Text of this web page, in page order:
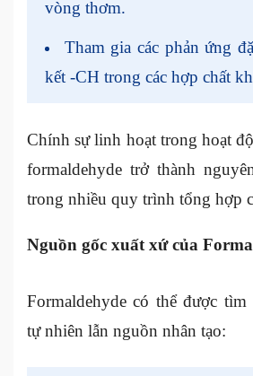
vòng thơm.
Tham gia các phản ứng
kết -CH trong các hợp chất
Chính sự linh hoạt trong hoạt
formaldehyde trở thành
trong nhiều quy trình tổng hợp
Nguồn gốc xuất xứ của
Formaldehyde có thể được
tự nhiên lẫn nguồn nhân tạo: